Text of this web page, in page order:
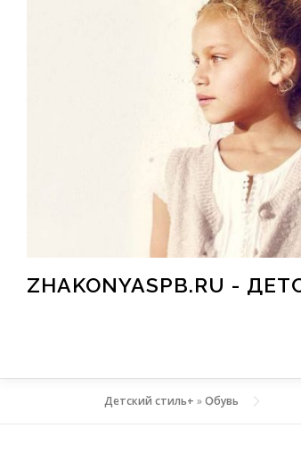
ZHAKONYASPB.RU -
Детский стиль+ »Обувь